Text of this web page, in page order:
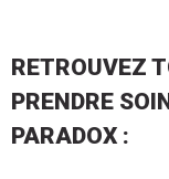
RETROUVEZ
PRENDRE
PARADOX :